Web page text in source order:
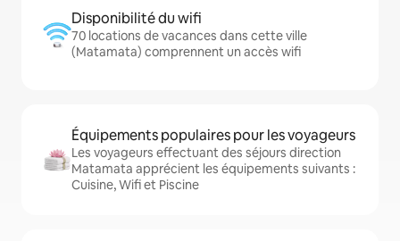
Disponibilité du wifi
70 locations de vacances dans cette ville
(Matamata) comprennent un accès wifi
Équipements populaires pour les voyageurs
Les voyageurs effectuant des séjours direction
Matamata apprécient les équipements suivants :
Cuisine, Wifi et Piscine